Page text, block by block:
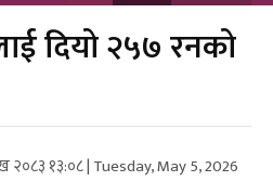
दियो २५७ रनको
२०८३ १३:०८ | Tuesday, May 5, 2026